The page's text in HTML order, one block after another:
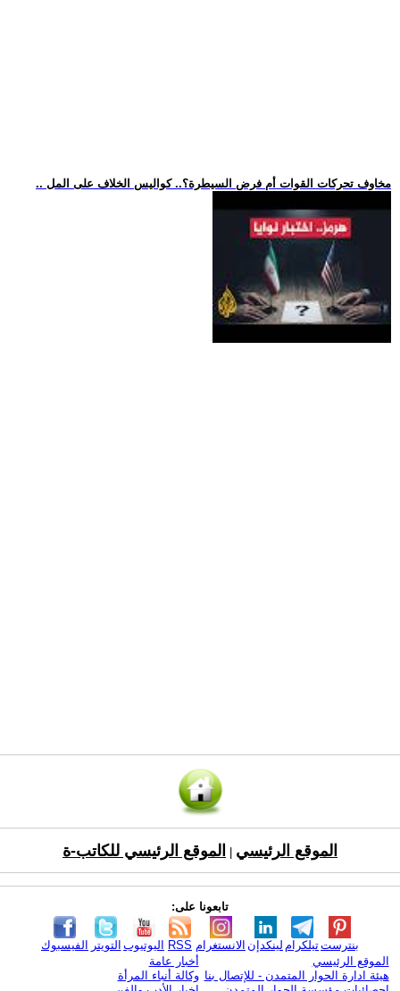
.. مخاوف تحركات القوات أم فرض السيطرة؟.. كواليس الخلاف على المل
الموقع الرئيسي الموقع الرئيسي للكاتب-ة
تابعونا على:
الفيسبوك التويتر اليوتيوب RSS الانستغرام لينكدإن تيلكرامبنترست
الموقع الرئيسي
هيئة ادارة الحوار المتمدن - للإتصال بنا
أخبار عامة
وكالة أنباء المرأة